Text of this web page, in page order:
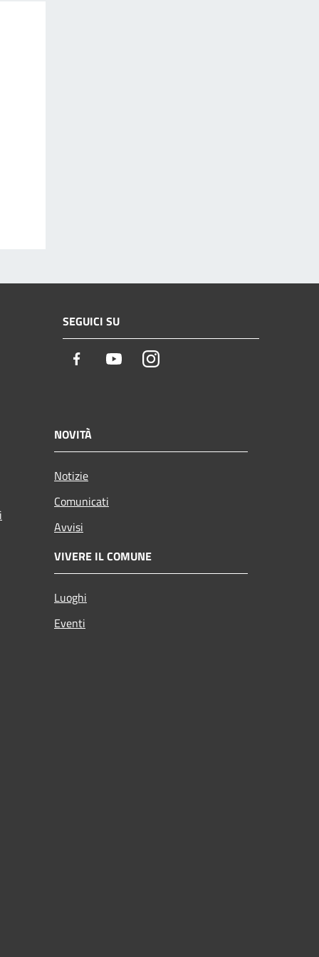
SEGUICI SU
Facebook YoutubeInstagram
NOVITÀ
Notizie
Comunicati
Avvisi
VIVERE IL COMUNE
Luoghi
Eventi